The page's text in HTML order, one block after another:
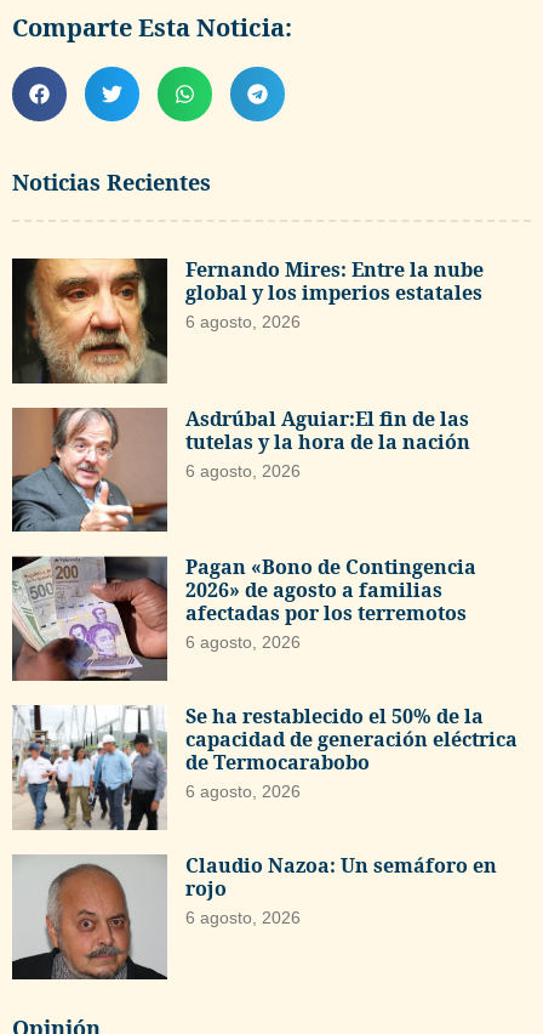
Noticias Recientes
Fernando Mires: Entre la nube
global y los imperios estatales
6 agosto, 2026
Asdrúbal Aguiar:El fin de las
tutelas y la hora de la nación
6 agosto, 2026
Pagan «Bono de Contingencia
2026» de agosto a familias
afectadas por los terremotos
6 agosto, 2026
Se ha restablecido el 50% de la
capacidad de generación eléctrica
de Termocarabobo
6 agosto, 2026
Claudio Nazoa: Un semáforo en
rojo
6 agosto, 2026
Opinión
Comparte Esta Noticia: